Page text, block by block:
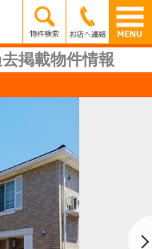
掲載物件情報